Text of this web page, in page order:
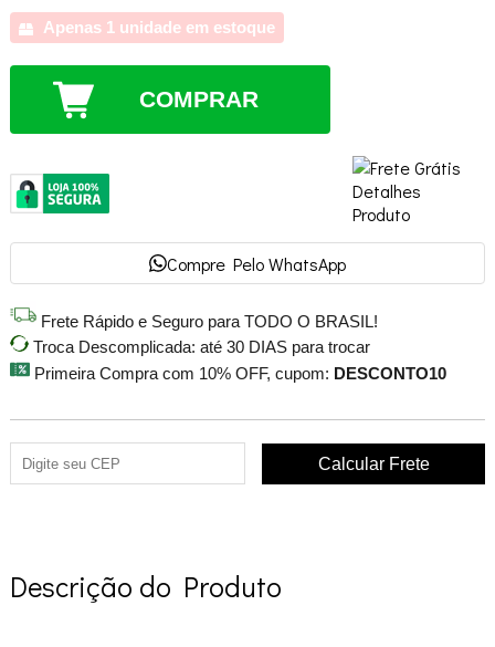
Apenas 1 unidade em estoque
COMPRAR
Compre Pelo WhatsApp
Frete Rápido e Seguro para TODO O BRASIL!
Troca Descomplicada: até 30 DIAS para trocar
Primeira Compra com 10% OFF, cupom: DESCONTO10
Descrição do Produto